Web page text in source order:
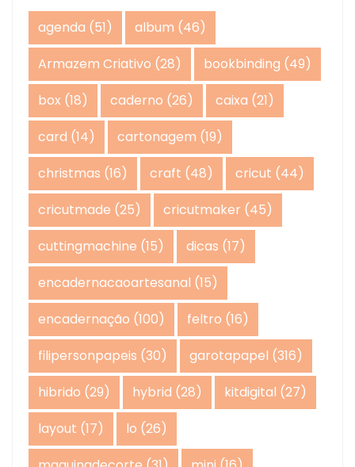
agenda (51) album (46)
Armazem Criativo (28) bookbinding (49)
box (18) caderno (26) caixa (21)
card (14) cartonagem (19)
christmas (16) craft (48) cricut (44)
cricutmade (25) cricutmaker (45)
cuttingmachine (15) dicas (17)
encadernacaoartesanal (15)
encadernação (100) feltro (16)
filipersonpapeis (30) garotapapel (316)
hibrido (29) hybrid (28) kitdigital (27)
layout (17) lo (26)